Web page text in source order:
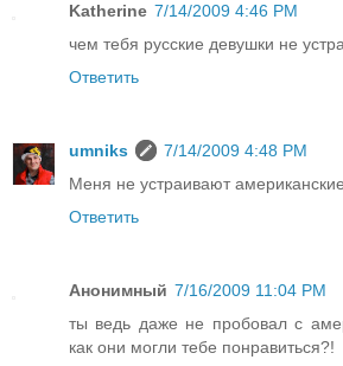
Katherine 7/14/2009 4:46 PM
чем тебя русские девушки не
Ответить
umniks
7/14/2009 4:48 PM
Меня не устраивают
Ответить
Анонимный 7/16/2009 11:04 PM
ты ведь даже не пробовал с
как они могли тебе понравиться?!